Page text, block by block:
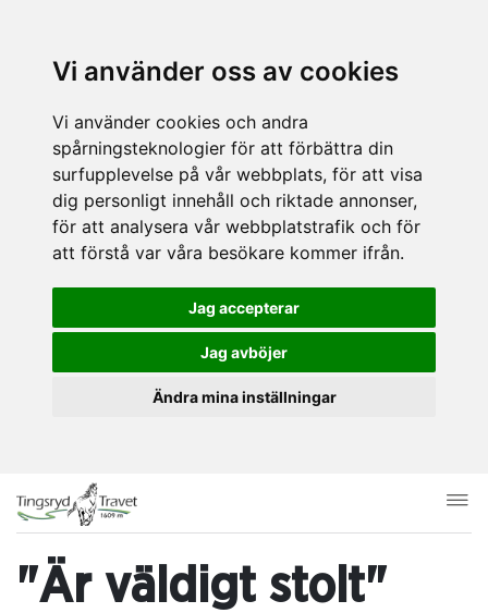
Vi använder oss av cookies
Vi använder cookies och andra
spårningsteknologier för att förbättra din
surfupplevelse på vår webbplats, för att visa
dig personligt innehåll och riktade annonser,
för att analysera vår webbplatstrafik och för
att förstå var våra besökare kommer ifrån.
Jag accepterar
Jag avböjer
Ändra mina inställningar
"Är väldigt stolt"